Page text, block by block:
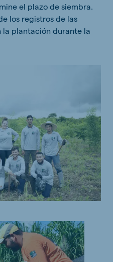
el plazo de siembra.
los registros de las
la plantación durante la